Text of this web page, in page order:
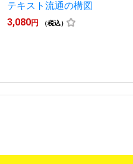
テキスト流通の構図
3,080円 （税込）